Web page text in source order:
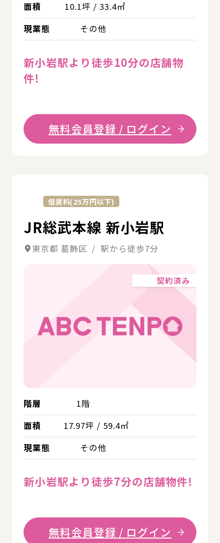
面積
10.1坪 / 33.4㎡
現業態
その他
新小岩駅より徒歩10分の店舗物
件!
無料会員登録 / ログイン
低賃料(25万円以下)
JR総武本線 新小岩駅
東京都 葛飾区 / 駅から徒歩7分
契約済み
階層
1階
面積
17.97坪 / 59.4㎡
現業態
その他
新小岩駅より徒歩7分の店舗物件!
無料会員登録 / ログイン